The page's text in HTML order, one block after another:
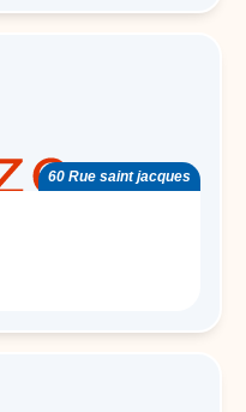
60 Rue saint jacques